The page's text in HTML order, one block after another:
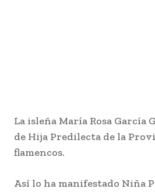
La isleña María Rosa
de Hija Predilecta de la
flamencos.
Así lo ha manifestado Niña